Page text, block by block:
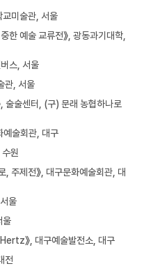
교미술관, 서울
예술 교류전》, 광동과기대학,
스, 서울
관, 서울
술술센터, (구) 문래 농협하나로
예술회관, 대구
원
주제전》, 대구문화예술회관, 대
울
울
》, 대구예술발전소, 대구
전